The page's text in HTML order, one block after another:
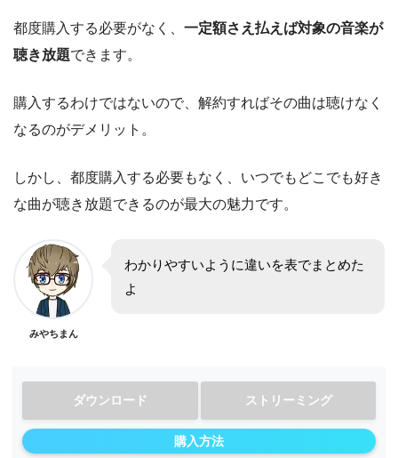
都度購入する必要がなく、 一定額さえ払えば対象の音楽が
聴き放題できます。
購入するわけではないので、解約すればその曲は聴けなく
なるのがデメリット。
しかし、都度購入する必要もなく、いつでもどこでも好き
な曲が聴き放題できるのが最大の魅力です。
みやちまん
わかりやすいように違いを表でまとめた
よ
ダウンロード ストリーミング
購入方法